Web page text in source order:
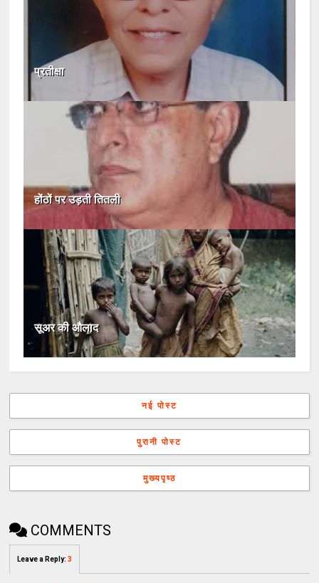
प्रतीक्षा
होंठों पर उड़ती तितली
सूअर की औलाद
नई पोस्ट
पुरानी पोस्ट
मुख्यपृष्ठ
COMMENTS
Leave a Reply:3